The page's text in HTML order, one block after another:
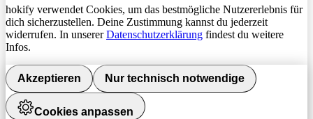
hokify verwendet Cookies, um das bestmögliche Nutzererlebnis für
dich sicherzustellen. Deine Zustimmung kannst du jederzeit
widerrufen. In unsererDatenschutzerklärung findest du weitere
Infos.
Akzeptieren Nur technisch notwendige
Cookies anpassen